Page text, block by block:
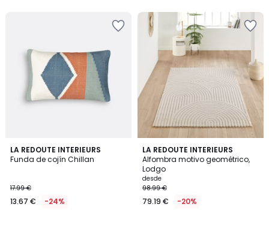
LA REDOUTE INTERIEURS
Funda de cojín Chillan
17.99 €
13.67 € -24%
4,1
/ 5
LA REDOUTE INTERIEURS
Alfombra motivo geométrico,
Lodgo
desde
98.99 €
79.19 € -20%
4,6
/ 5